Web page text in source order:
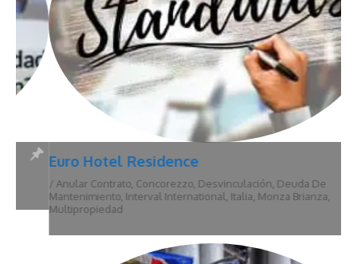
Euro Hotel Residence
Anular Contrato,Concorezzo,Desvinculación,Deuda De
Mantenimiento,Interval International,Italia,Monza Brianza,
Multipropiedad